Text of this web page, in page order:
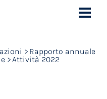
Rapporto annuale
Attività 2022